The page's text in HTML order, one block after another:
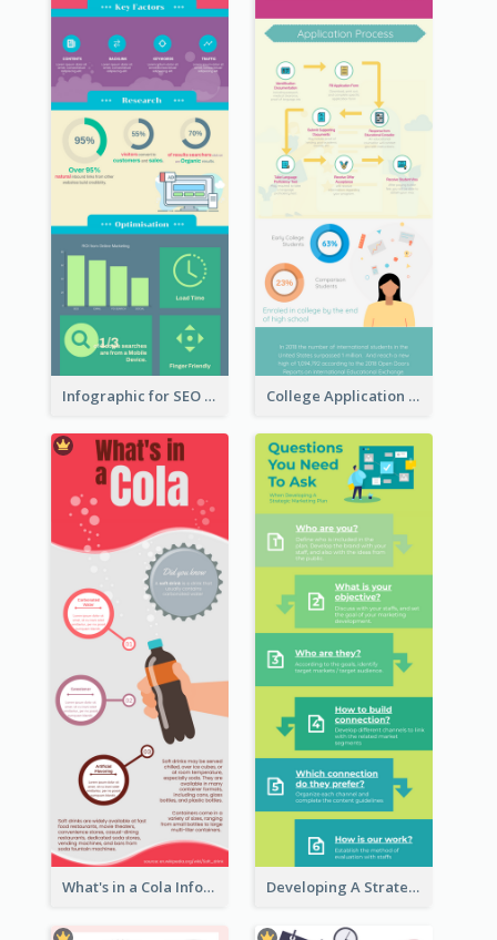
Infographic for SEO Marketing College Application Roadmap Infographic
What's in a Cola Infographic Developing A Strategic Marketing Plan Infographic